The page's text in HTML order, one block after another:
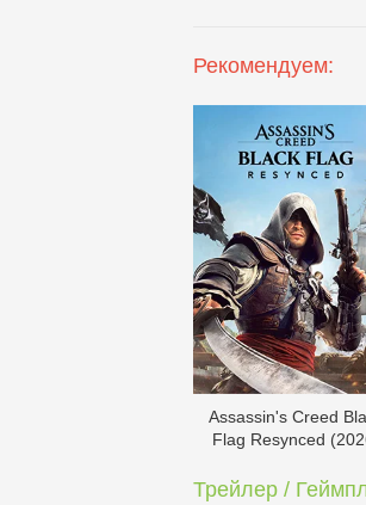
Рекомендуем:
Assassin's Creed
Flag Resynced
Трейлер /